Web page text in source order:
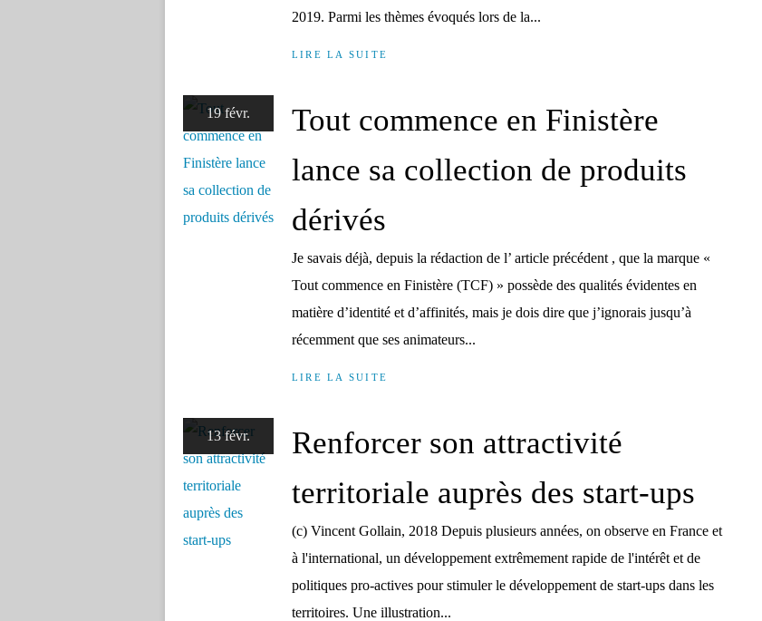
2019. Parmi les thèmes évoqués lors de la...
LIRE LA SUITE
19 févr.
Tout commence en Finistère
lance sa collection de produits
dérivés
Je savais déjà, depuis la rédaction de l’ article précédent , que la marque «
Tout commence en Finistère (TCF) » possède des qualités évidentes en
matière d’identité et d’affinités, mais je dois dire que j’ignorais jusqu’à
récemment que ses animateurs...
LIRE LA SUITE
13 févr.
Renforcer son attractivité
territoriale auprès des start-ups
(c) Vincent Gollain, 2018 Depuis plusieurs années, on observe en France et
à l'international, un développement extrêmement rapide de l'intérêt et de
politiques pro-actives pour stimuler le développement de start-ups dans les
territoires. Une illustration...